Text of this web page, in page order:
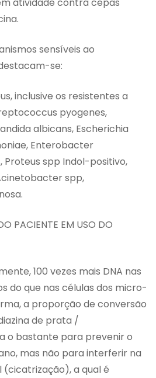
sensíveis ao
se:
inclusive os resistentes a
pyogenes,
albicans, Escherichia
Enterobacter
Proteus spp Indol-positivo,
spp,
PACIENTE EM USO DO
100 vezes mais DNA nas
do que nas células dos micro-
a proporção de conversão
de prata /
o bastante para prevenir o
mas não para interferir na
a qual é